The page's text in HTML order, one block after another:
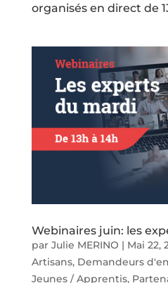
organisés en direct de
Webinaires juin: les
par Julie MERINO | Mai 22,
Artisans, Demandeurs
Jeunes / Apprentis,